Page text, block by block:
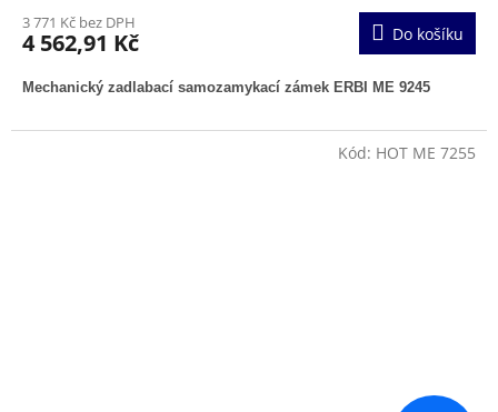
3 771 Kč bez DPH
4 562,91 Kč Do košíku
Mechanický zadlabací samozamykací zámek ERBI ME 9245
Kód: HOT ME 7255